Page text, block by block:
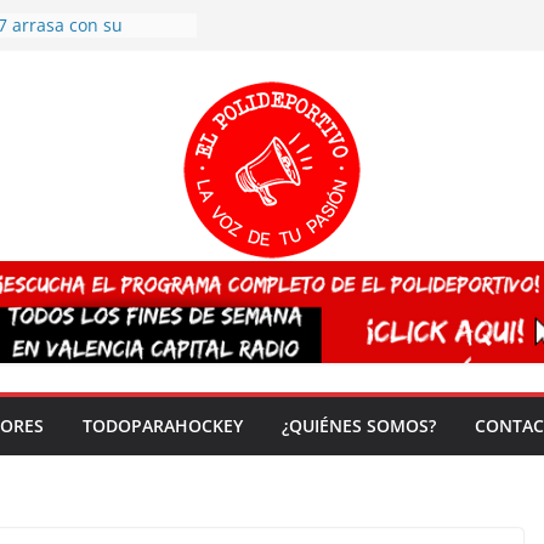
arrasa con su
España sub20
del mundo
vez!
TODOPARAHOCKEY ¿QUIÉNES SOMOS?